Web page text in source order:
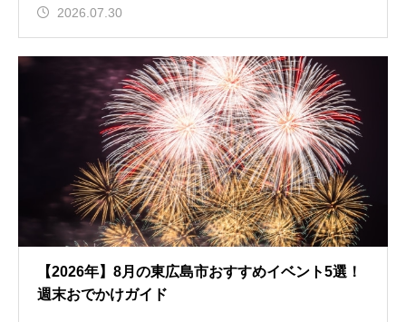
2026.07.30
【2026年】8月の東広島市おすすめイベント5選！
週末おでかけガイド